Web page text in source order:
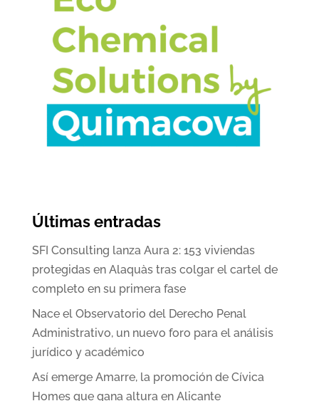
Últimas entradas
SFI Consulting lanza Aura 2: 153 viviendas
protegidas en Alaquàs tras colgar el cartel de
completo en su primera fase
Nace el Observatorio del Derecho Penal
Administrativo, un nuevo foro para el análisis
jurídico y académico
Así emerge Amarre, la promoción de Cívica
Homes que gana altura en Alicante